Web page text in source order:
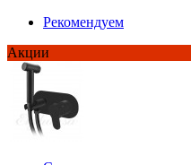
Рекомендуем
Акции